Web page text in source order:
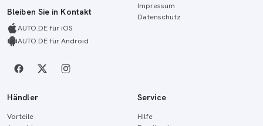
Bleiben Sie in Kontakt
AUTO.DE für iOS
AUTO.DE für Android
Impressum
Datenschutz
Händler
Vorteile
Service
Hilfe